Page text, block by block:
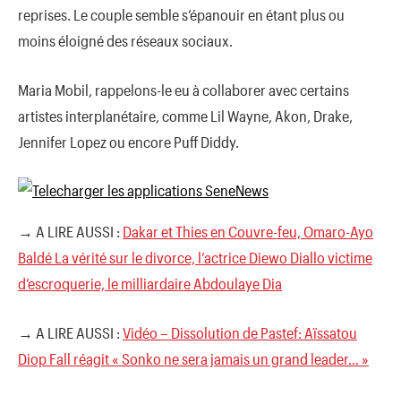
reprises. Le couple semble s’épanouir en étant plus ou
moins éloigné des réseaux sociaux.
Maria Mobil, rappelons-le eu à collaborer avec certains
artistes interplanétaire, comme Lil Wayne, Akon, Drake,
Jennifer Lopez ou encore Puff Diddy.
→ A LIRE AUSSI : Dakar et Thies en Couvre-feu, Omaro-Ayo
Baldé La vérité sur le divorce, l’actrice Diewo Diallo victime
d’escroquerie, le milliardaire Abdoulaye Dia
→ A LIRE AUSSI : Vidéo – Dissolution de Pastef: Aïssatou
Diop Fall réagit « Sonko ne sera jamais un grand leader… »